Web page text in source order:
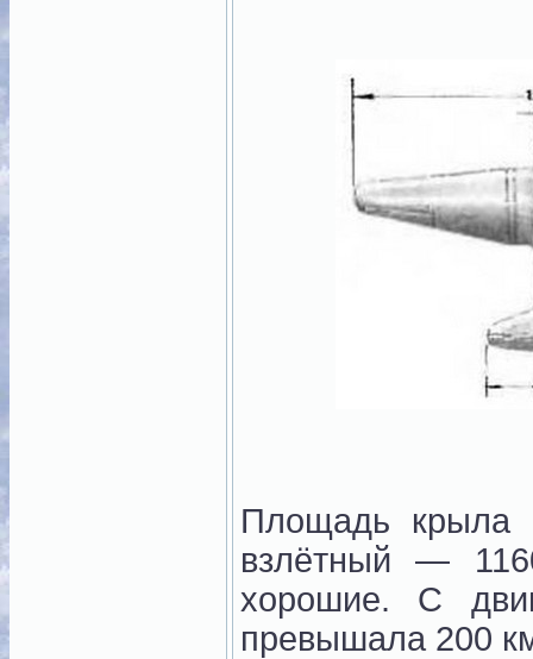
Площадь
взлётный —
хорошие. С
превышала 200